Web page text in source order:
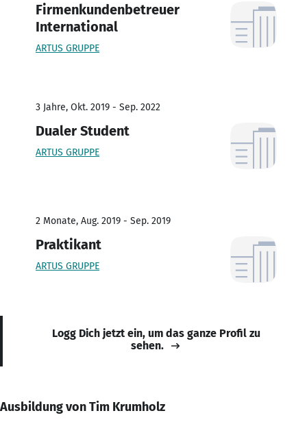
Firmenkundenbetreuer
International
ARTUS GRUPPE
3 Jahre, Okt. 2019 - Sep. 2022
Dualer Student
ARTUS GRUPPE
2 Monate, Aug. 2019 - Sep. 2019
Praktikant
ARTUS GRUPPE
Logg Dich jetzt ein, um das ganze Profil zu
sehen.
Ausbildung von Tim Krumholz